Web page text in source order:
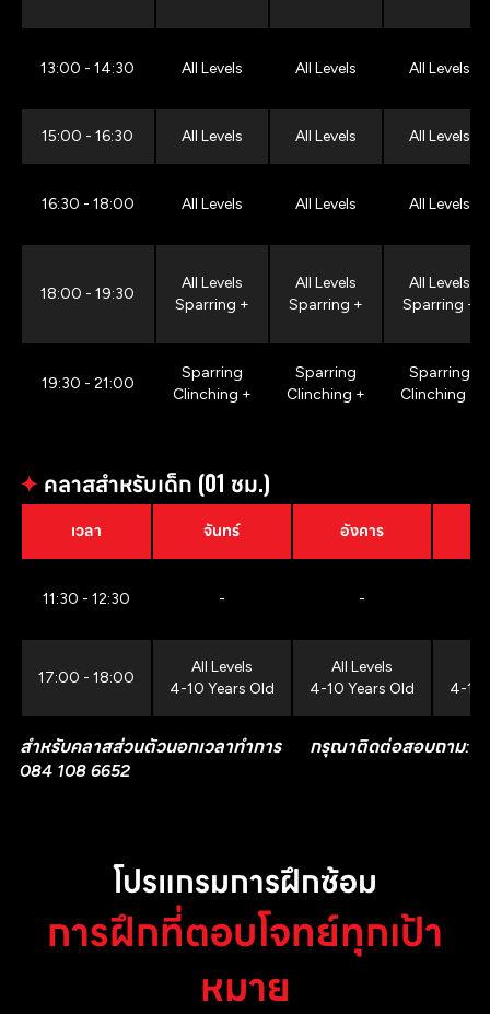
13:00 - 14:30 All Levels All Levels All Levels
15:00 - 16:30 All Levels All Levels All Levels
16:30 - 18:00 All Levels All Levels All Levels
18:00 - 19:30
All Levels
Sparring +
All Levels
Sparring +
All Levels
Sparring +
19:30 - 21:00
Sparring
Clinching +
Sparring
Clinching +
Sparring
Clinching +
✦ คลาสสำหรับเด็ก (01 ชม.)
เวลา จันทร์ อังคาร
11:30 - 12:30 - -
17:00 - 18:00
All Levels
4-10 Years Old
All Levels
4-10 Years Old
4-10
สำหรับคลาสส่วนตัวนอกเวลาทำการ กรุณาติดต่อสอบถาม:
084 108 6652
โปรแกรมการฝึกซ้อม
การฝึกที่ตอบโจทย์ทุกเป้า
หมาย